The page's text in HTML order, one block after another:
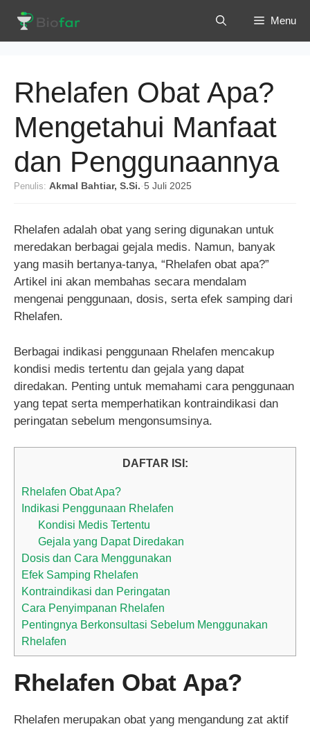
isi
Menu
Rhelafen Obat Apa?
Mengetahui Manfaat
dan Penggunaannya
Penulis: Akmal Bahtiar, S.Si. ·5 Juli 2025
Rhelafen adalah obat yang sering digunakan untuk
meredakan berbagai gejala medis. Namun, banyak
yang masih bertanya-tanya, “Rhelafen obat apa?”
Artikel ini akan membahas secara mendalam
mengenai penggunaan, dosis, serta efek samping dari
Rhelafen.
Berbagai indikasi penggunaan Rhelafen mencakup
kondisi medis tertentu dan gejala yang dapat
diredakan. Penting untuk memahami cara penggunaan
yang tepat serta memperhatikan kontraindikasi dan
peringatan sebelum mengonsumsinya.
DAFTAR ISI:
Rhelafen Obat Apa?
Indikasi Penggunaan Rhelafen
Kondisi Medis Tertentu
Gejala yang Dapat Diredakan
Dosis dan Cara Menggunakan
Efek Samping Rhelafen
Kontraindikasi dan Peringatan
Cara Penyimpanan Rhelafen
Pentingnya Berkonsultasi Sebelum Menggunakan
Rhelafen
Rhelafen Obat Apa?
Rhelafen merupakan obat yang mengandung zat aktif